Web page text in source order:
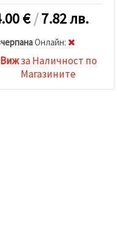
€/7.82 лв.
Oнлайн:
Вижза Наличност по
Магазините